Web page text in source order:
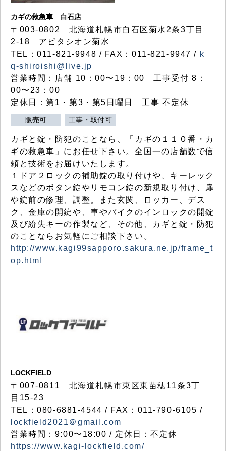
カギの救急車 白石店
〒003-0802 北海道札幌市白石区菊水2条3丁目
2-18 アビタシオン菊水
TEL：011-821-9948 / FAX：011-821-9947 / k
q-shiroishi@live.jp
営業時間：店舗 10：00〜19：00 工事受付 8：
00〜23：00
定休日：第1・第3・第5日曜日 工事 不定休
販売可 工事・取付可
カギと錠・防犯のことなら、「カギの１１０番・カ
ギの救急車」にお任せ下さい。全国一の店舗数で信
頼と技術をお届けいたします。
１ドア２ロックの補助錠の取り付けや、キーレック
スなどのボタン錠やリモコン錠の新規取り付け、扉
や錠前の修理、調整。また玄関、ロッカー、デス
ク、金庫の開錠や、車やバイクのインロックの開錠
及び紛失キーの作製など、その他、カギと錠・防犯
のことならお気軽にご相談下さい。
http://www.kagi99sapporo.sakura.ne.jp/frame_t
op.html
LOCKFIELD
〒007-0811 北海道札幌市東区東苗穂11条3丁
目15-23
TEL：080-6881-4544 / FAX：011-790-6105 /
lockfield2021＠gmail.com
営業時間：9:00〜18:00 / 定休日：不定休
https://www.kagi-lockfield.com/